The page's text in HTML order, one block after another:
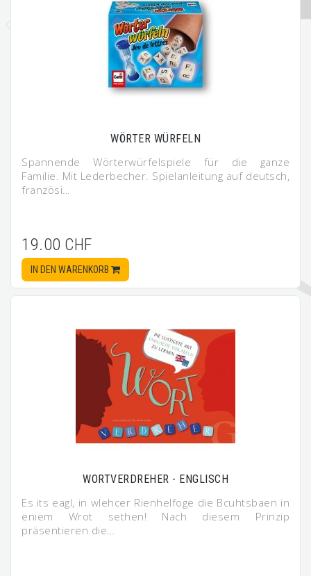
WÖRTER WÜRFELN
Spannende Wörterwürfelspiele für die ganze
Familie. Mit Lederbecher. Spielanleitung auf deutsch,
französi…
19.00 CHF
IN DEN WARENKORB
WORTVERDREHER - ENGLISCH
Es its eagl, in wlehcer Rienhelfoge die Bcuhtsbaen in
eniem Wrot sethen! Nach diesem Prinzip
präsentieren die…